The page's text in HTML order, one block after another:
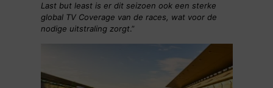
Last but least is er dit seizoen ook een sterke
global TV Coverage van de races, wat voor de
nodige uitstraling zorgt.”